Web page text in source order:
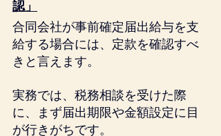
認」
合同会社が事前確定届出給与を支
給する場合には、定款を確認すべ
きと言えます。
実務では、税務相談を受けた際
に、まず届出期限や金額設定に目
が行きがちです。